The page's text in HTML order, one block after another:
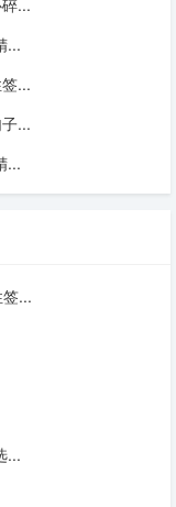
...
...
...
...
...
...
...